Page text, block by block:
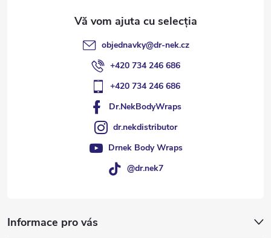
objednavky@dr-nek.cz
+420 734 246 686
+420 734 246 686
Dr.NekBodyWraps
dr.nekdistributor
Drnek Body Wraps
@dr.nek7
Informace pro vás